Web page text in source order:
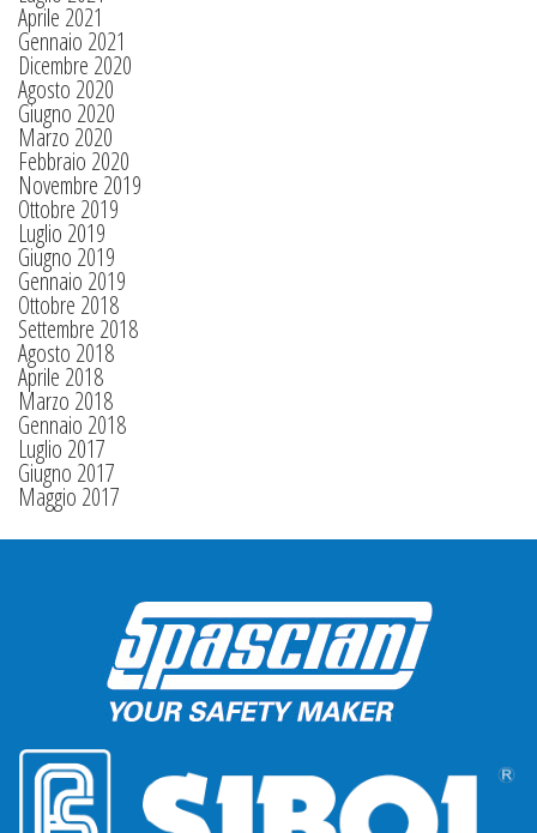
Aprile 2021
Gennaio 2021
Dicembre 2020
Agosto 2020
Giugno 2020
Marzo 2020
Febbraio 2020
Novembre 2019
Ottobre 2019
Luglio 2019
Giugno 2019
Gennaio 2019
Ottobre 2018
Settembre 2018
Agosto 2018
Aprile 2018
Marzo 2018
Gennaio 2018
Luglio 2017
Giugno 2017
Maggio 2017